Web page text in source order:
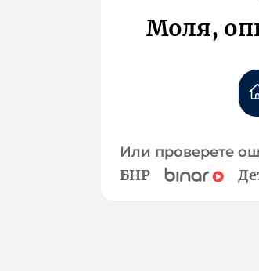
Моля,
Или проверете
БНР